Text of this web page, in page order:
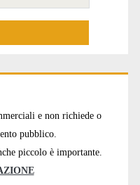
e non richiede o
pubblico.
piccolo è importante.